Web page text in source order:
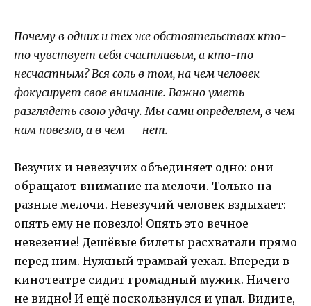
Почему в одних и тех же обстоятельствах кто-
то чувствует себя счастливым, а кто-то
несчастным? Вся соль в том, на чем человек
фокусирует свое внимание. Важно уметь
разглядеть свою удачу. Мы сами определяем, в чем
нам повезло, а в чем — нет.
Везучих и невезучих объединяет одно: они
обращают внимание на мелочи. Только на
разные мелочи. Невезучий человек вздыхает:
опять ему не повезло! Опять это вечное
невезение! Дешёвые билеты расхватали прямо
перед ним. Нужный трамвай уехал. Впереди в
кинотеатре сидит громадный мужик. Ничего
не видно! И ещё поскользнулся и упал. Видите,